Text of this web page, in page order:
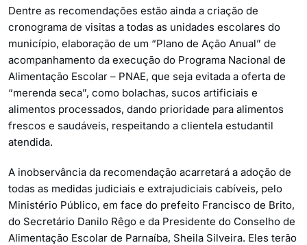
Dentre as recomendações estão ainda a criação de
cronograma de visitas a todas as unidades escolares do
município, elaboração de um “Plano de Ação Anual” de
acompanhamento da execução do Programa Nacional de
Alimentação Escolar – PNAE, que seja evitada a oferta de
“merenda seca”, como bolachas, sucos artificiais e
alimentos processados, dando prioridade para alimentos
frescos e saudáveis, respeitando a clientela estudantil
atendida.
A inobservância da recomendação acarretará a adoção de
todas as medidas judiciais e extrajudiciais cabíveis, pelo
Ministério Público, em face do prefeito Francisco de Brito,
do Secretário Danilo Rêgo e da Presidente do Conselho de
Alimentação Escolar de Parnaíba, Sheila Silveira. Eles terão